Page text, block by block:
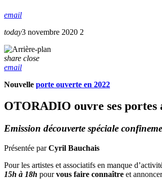
email
today3 novembre 2020 2
share close
email
Nouvelle porte ouverte en 2022
OTORADIO ouvre ses portes
Emission découverte spéciale
Présentée parCyril Bauchais
Pour les artistes et associatifs en manque
15h à 18h pourvous faire connaître et